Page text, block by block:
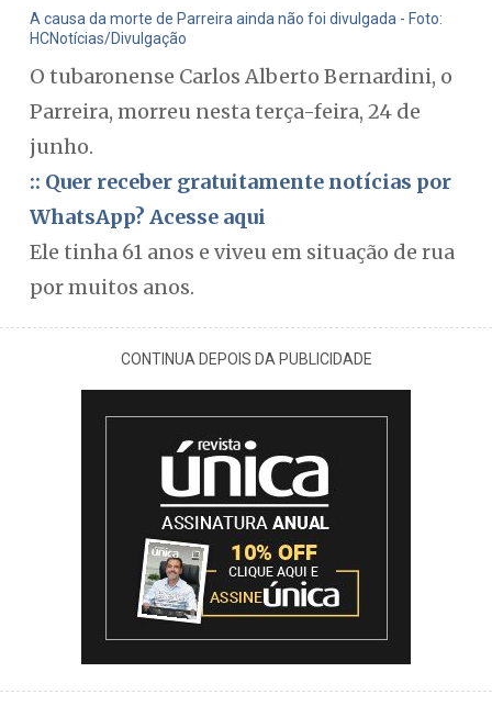
A causa da morte de Parreira ainda não foi divulgada - Foto:
HCNotícias/Divulgação
O tubaronense Carlos Alberto Bernardini, o
Parreira, morreu nesta terça-feira, 24 de
junho.
:: Quer receber gratuitamente notícias por
WhatsApp? Acesse aqui
Ele tinha 61 anos e viveu em situação de rua
por muitos anos.
CONTINUA DEPOIS DA PUBLICIDADE